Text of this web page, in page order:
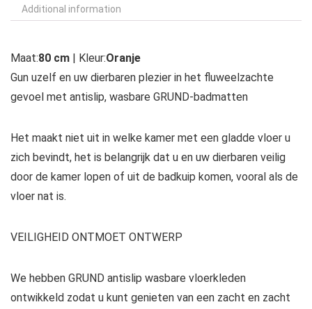
Additional information
Maat:80 cm | Kleur:Oranje
Gun uzelf en uw dierbaren plezier in het fluweelzachte
gevoel met antislip, wasbare GRUND-badmatten
Het maakt niet uit in welke kamer met een gladde vloer u
zich bevindt, het is belangrijk dat u en uw dierbaren veilig
door de kamer lopen of uit de badkuip komen, vooral als de
vloer nat is.
VEILIGHEID ONTMOET ONTWERP
We hebben GRUND antislip wasbare vloerkleden
ontwikkeld zodat u kunt genieten van een zacht en zacht